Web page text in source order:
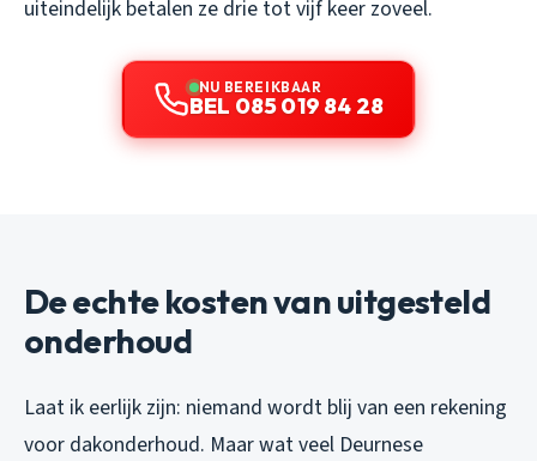
uiteindelijk betalen ze drie tot vijf keer zoveel.
NU BEREIKBAAR
BEL 085 019 84 28
De echte kosten van uitgesteld
onderhoud
Laat ik eerlijk zijn: niemand wordt blij van een rekening
voor dakonderhoud. Maar wat veel Deurnese